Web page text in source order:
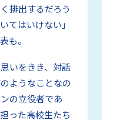
排出するだろう
てはいけない」
も。
いをきき、対話
ようなことなの
の立役者であ
った高校生たち